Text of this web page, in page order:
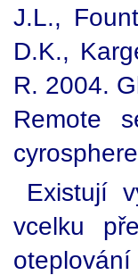
J.L.,
D.K.,
R. 2004.
Remote
Existují
vcelku
oteplování